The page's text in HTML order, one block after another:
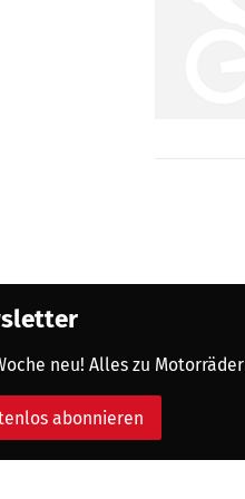
neu! Alles zu
abonnieren